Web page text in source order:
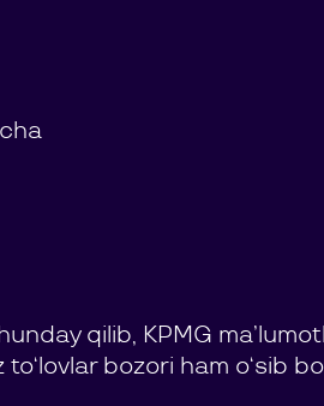
qilib, KPMG
bozori ham o‘sib